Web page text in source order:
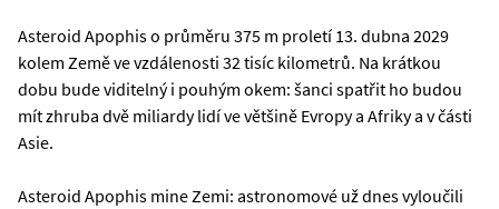
Asteroid Apophis o průměru 375 m proletí 13. dubna 2029
kolem Země ve vzdálenosti 32 tisíc kilometrů. Na krátkou
dobu bude viditelný i pouhým okem: šanci spatřit ho budou
mít zhruba dvě miliardy lidí ve většině Evropy a Afriky a v části
Asie.
Asteroid Apophis mine Zemi: astronomové už dnes vyloučili